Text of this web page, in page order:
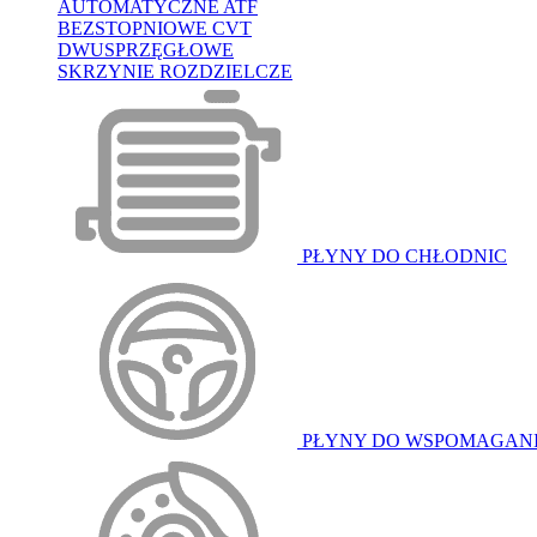
AUTOMATYCZNE ATF
BEZSTOPNIOWE CVT
DWUSPRZĘGŁOWE
SKRZYNIE ROZDZIELCZE
PŁYNY DO CHŁODNIC
PŁYNY DO